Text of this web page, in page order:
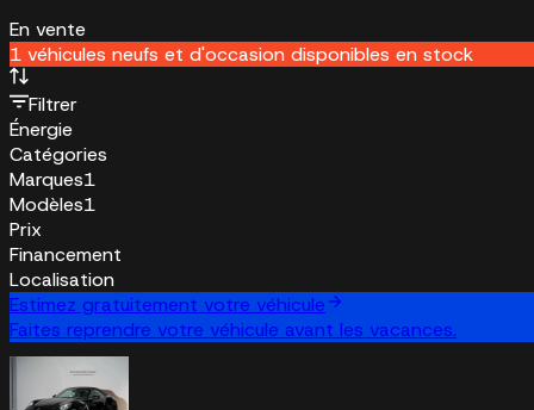
En vente
1 véhicules neufs et d'occasion disponibles en stock
Filtrer
Énergie
Catégories
Marques1
Modèles1
Prix
Financement
Localisation
Estimez gratuitement votre véhicule
Faites reprendre votre véhicule avant les vacances.